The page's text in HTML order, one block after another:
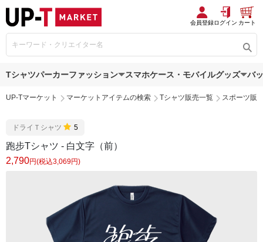
会員登録ログイン カート
Tシャツパーカーファッション スマホケース・モバイルグッズ バ
UP-Tマーケット マーケットアイテムの検索 Tシャツ販売一覧 スポーツ販
ドライＴシャツ 5
跑步Tシャツ - 白文字（前）
2,790円(税込3,069円)